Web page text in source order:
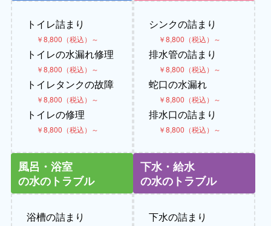
トイレ詰まり
￥8,800（税込）～
トイレの水漏れ修理
￥8,800（税込）～
トイレタンクの故障
￥8,800（税込）～
トイレの修理
￥8,800（税込）～
シンクの詰まり
￥8,800（税込）～
排水管の詰まり
￥8,800（税込）～
蛇口の水漏れ
￥8,800（税込）～
排水口の詰まり
￥8,800（税込）～
風呂・浴室
の水のトラブル
浴槽の詰まり
下水・給水
の水のトラブル
下水の詰まり